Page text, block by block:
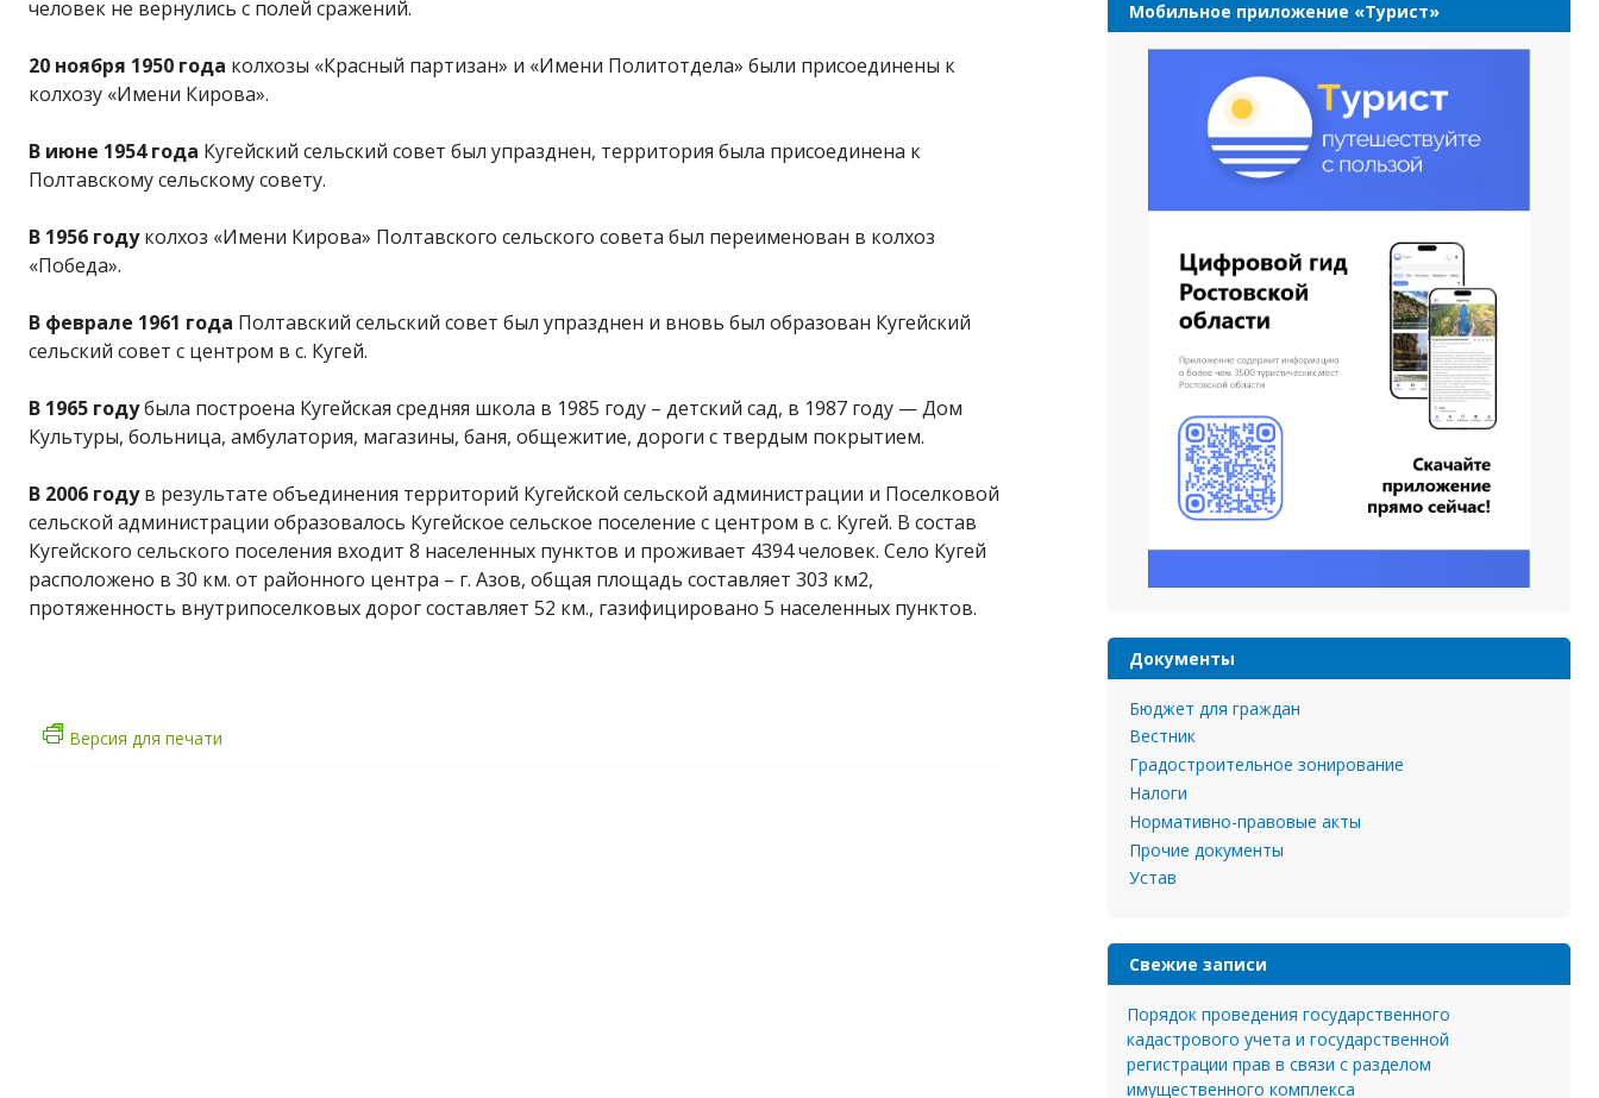
человек не вернулись с полей сражений.
20 ноября 1950 года колхозы «Красный партизан» и «Имени Политотдела» были присоединены к
колхозу «Имени Кирова».
В июне 1954 года Кугейский сельский совет был упразднен, территория была присоединена к
Полтавскому сельскому совету.
В 1956 годуколхоз «Имени Кирова» Полтавского сельского совета был переименован в колхоз
«Победа».
В феврале 1961 года Полтавский сельский совет был упразднен и вновь был образован Кугейский
сельский совет с центром в с. Кугей.
В 1965 годубыла построена Кугейская средняя школа в 1985 году – детский сад, в 1987 году — Дом
Культуры, больница, амбулатория, магазины, баня, общежитие, дороги с твердым покрытием.
В 2006 годув результате объединения территорий Кугейской сельской администрации и Поселковой
сельской администрации образовалось Кугейское сельское поселение с центром в с. Кугей. В состав
Кугейского сельского поселения входит 8 населенных пунктов и проживает 4394 человек. Село Кугей
расположено в 30 км. от районного центра – г. Азов, общая площадь составляет 303 км2,
протяженность внутрипоселковых дорог составляет 52 км., газифицировано 5 населенных пунктов.
Версия для печати
Мобильное приложение «Турист»
Документы
Бюджет для граждан
Вестник
Градостроительное зонирование
Налоги
Нормативно-правовые акты
Прочие документы
Устав
Свежие записи
Порядок проведения государственного
кадастрового учета и государственной
регистрации прав в связи с разделом
имущественного комплекса